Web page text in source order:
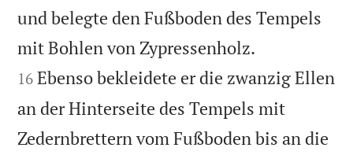
und belegte den Fußboden des Tempels
mit Bohlen von Zypressenholz.
16 Ebenso bekleidete er die zwanzig Ellen
an der Hinterseite des Tempels mit
Zedernbrettern vom Fußboden bis an die